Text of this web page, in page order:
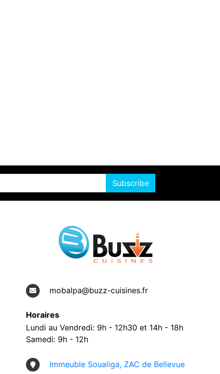
Subscribe
mobalpa@buzz-cuisines.fr
Horaires
Lundi au Vendredi: 9h - 12h30 et 14h - 18h
Samedi: 9h - 12h
Immeuble Soualiga, ZAC de Bellevue